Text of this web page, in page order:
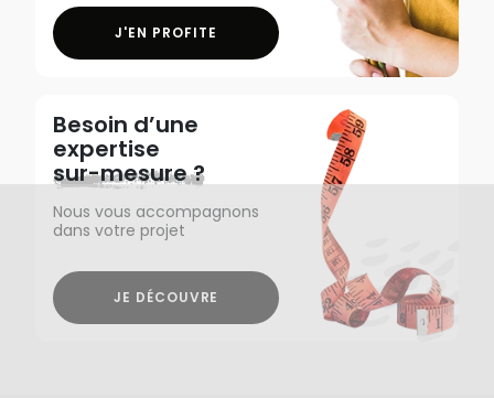
J'EN PROFITE
Besoin d’une
expertise
sur-mesure ?
Nous vous accompagnons
dans votre projet
JE DÉCOUVRE